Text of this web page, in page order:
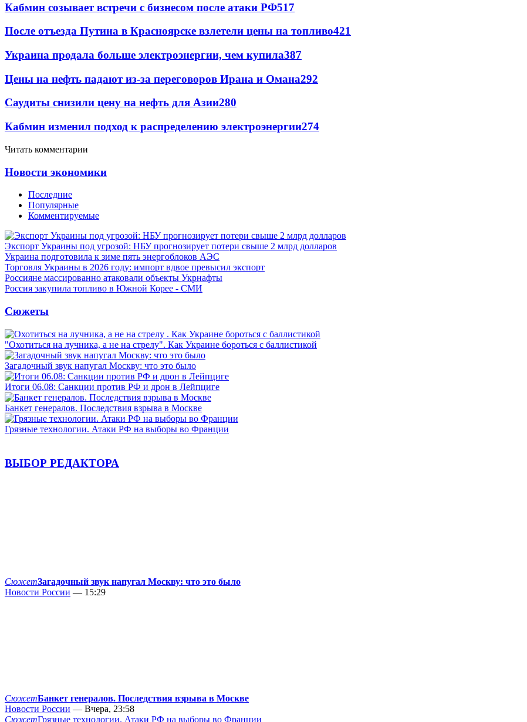
Кабмин созывает встречи с бизнесом после атаки РФ517
После отъезда Путина в Красноярске взлетели цены на топливо421
Украина продала больше электроэнергии, чем купила387
Цены на нефть падают из-за переговоров Ирана и Омана292
Саудиты снизили цену на нефть для Азии280
Кабмин изменил подход к распределению электроэнергии274
Читать комментарии
Новости экономики
Последние
Популярные
Комментируемые
Экспорт Украины под угрозой: НБУ прогнозирует потери свыше 2 млрд долларов
Украина подготовила к зиме пять энергоблоков АЭС
Торговля Украины в 2026 году: импорт вдвое превысил экспорт
Россияне массированно атаковали объекты Укрнафты
Россия закупила топливо в Южной Корее - СМИ
Сюжеты
"Охотиться на лучника, а не на стрелу". Как Украине бороться с баллистикой
Загадочный звук напугал Москву: что это было
Итоги 06.08: Санкции против РФ и дрон в Лейпциге
Банкет генералов. Последствия взрыва в Москве
Грязные технологии. Атаки РФ на выборы во Франции
ВЫБОР РЕДАКТОРА
СюжетЗагадочный звук напугал Москву: что это было
Новости России — 15:29
СюжетБанкет генералов. Последствия взрыва в Москве
Новости России — Вчера, 23:58
СюжетГрязные технологии. Атаки РФ на выборы во Франции